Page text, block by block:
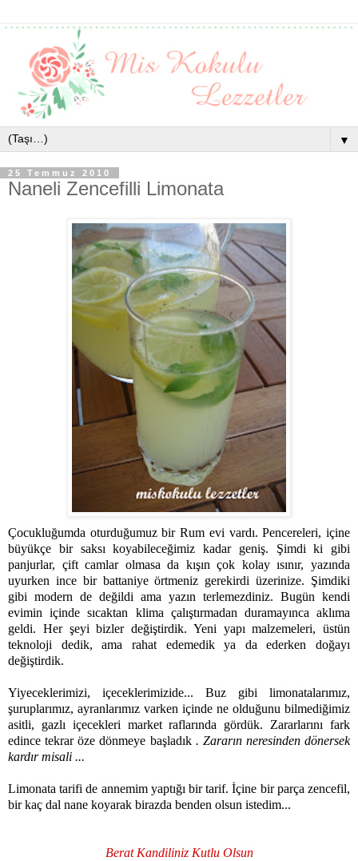
▼
25 Temmuz 2010
Naneli Zencefilli Limonata
Çocukluğumda oturduğumuz bir Rum evi vardı. Pencereleri, içine
büyükçe bir saksı koyabileceğimiz kadar geniş. Şimdi ki gibi
panjurlar, çift camlar olmasa da kışın çok kolay ısınır, yazında
uyurken ince bir battaniye örtmeniz gerekirdi üzerinize. Şimdiki
gibi modern de değildi ama yazın terlemezdiniz. Bugün kendi
evimin içinde sıcaktan klima çalıştırmadan duramayınca aklıma
geldi. Her şeyi bizler değiştirdik. Yeni yapı malzemeleri, üstün
teknoloji dedik, ama rahat edemedik ya da ederken doğayı
değiştirdik.
Yiyeceklerimizi, içeceklerimizide... Buz gibi limonatalarımız,
şuruplarımız, ayranlarımız varken içinde ne olduğunu bilmediğimiz
asitli, gazlı içecekleri market raflarında gördük. Zararlarını fark
edince tekrar öze dönmeye başladık . Zararın neresinden dönersek
kardır misali ...
Limonata tarifi de annemim yaptığı bir tarif. İçine bir parça zencefil,
bir kaç dal nane koyarak birazda benden olsun istedim...
Berat Kandiliniz Kutlu Olsun